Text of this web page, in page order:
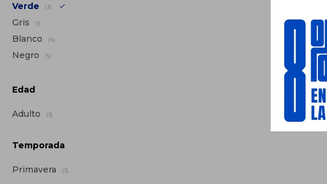
Verde (3)
Gris (1)
Blanco (4)
Negro (5)
Edad
Adulto (3)
Temporada
Primavera (3)